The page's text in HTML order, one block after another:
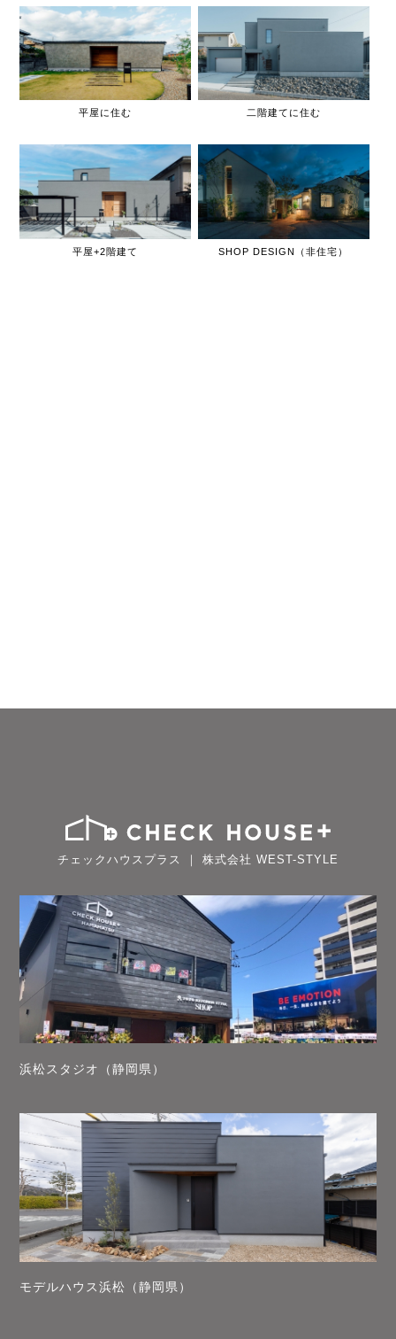
平屋に住む 二階建てに住む
平屋+2階建て SHOP DESIGN（非住宅）
チェックハウスプラス ｜ 株式会社 WEST-STYLE
浜松スタジオ（静岡県）
モデルハウス浜松（静岡県）